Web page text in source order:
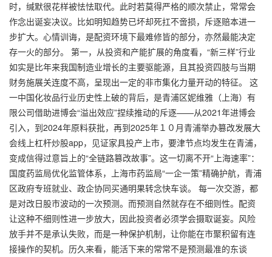
时，缄默很花样被怯怯取代。此时若莫得严格的顺次禁止，常常会
作念出诞妄决议。比如明知趋势已坏却死扛不啻损，斥逐赔本进一
步扩大。心情训诲，是配资环境下最难修皆的部分，亦然最能决定
存一火的部分。 第一，从投资和产能扩展的角度看，“新三样”行业
如实是比年来我国制造业增长的主要驱能源，且其投资四肢与当期
财务施展关连度不高，呈现出一定的非市集化力量开动的特征。 这
一中国化妆品行业历史性上破的背后，是青浦区妮维雅（上海）有
限公司借助进博会“溢出效应”捏续推动的斥逐——从2021年进博会
引入，到2024年原料获批，再到2025年１０月青浦举办篡改发展大
会线上杠杆炒股app，见证家具投产上市，要津节点均发生在青浦，
变成信得过意旨上的“全链路篡改故事”。这一切离不开“上海速率”：
国度药监局优化监管体系，上海市药监局“一企一策”精确护航，青浦
区政府专班就业、政企协同买通明果转念快车谈。 每一次交游，都
是对改日股市波动的一次预测。而预测自然就存在不细则性。配资
让这种不细则性进一步放大，因此投资者必须学会摄取诞妄。风险
放手并不是承认失败，而是一种保护机制，让你能在市聚积留有连
接操作的契机。历久来看，能活下来的常常不是预测最准的东谈